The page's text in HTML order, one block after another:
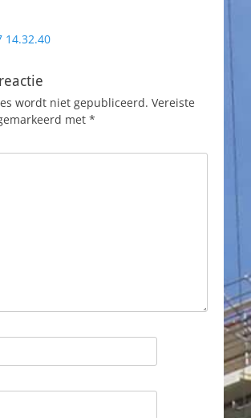
14.32.40
wordt niet gepubliceerd. Vereiste
met *